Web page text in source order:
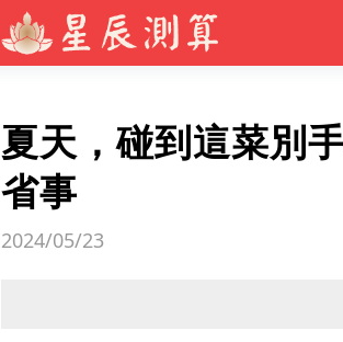
夏天，碰到這菜別
省事
2024/05/23